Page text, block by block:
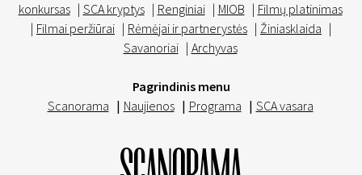
konkursas | SCA kryptys | Renginiai | MIOB | Filmų platinimas
| Filmai peržiūrai | Rėmėjai ir partnerystės | Žiniasklaida |
Savanoriai | Archyvas
Pagrindinis menu
Scanorama | Naujienos | Programa | SCA vasara